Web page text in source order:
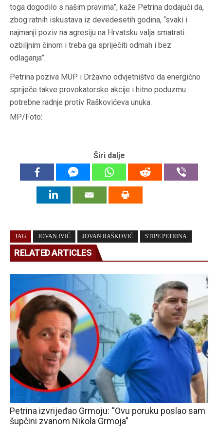
toga dogodilo s našim pravima”, kaže Petrina dodajući da,
zbog ratnih iskustava iz devedesetih godina, “svaki i
najmanji poziv na agresiju na Hrvatsku valja smatrati
ozbiljnim činom i treba ga spriječiti odmah i bez
odlaganja”.
Petrina poziva MUP i Državno odvjetništvo da energično
spriječe takve provokatorske akcije i hitno poduzmu
potrebne radnje protiv Raškovićeva unuka.
MP/Foto:
Širi dalje
TAG JOVAN IVIĆ JOVAN RAŠKOVIĆ STIPE PETRINA
RELATED ARTICLES
Petrina izvrijeđao Grmoju: “Ovu poruku poslao sam
šupčini zvanom Nikola Grmoja”